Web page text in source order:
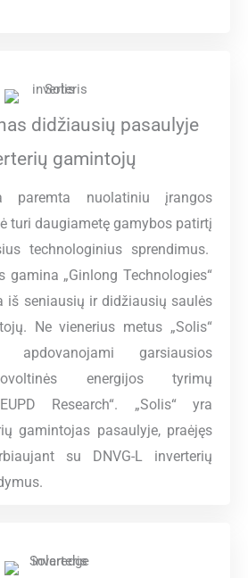
didžiausių pasaulyje
gamintojų
paremta nuolatiniu įrangos
turi daugiametę gamybos patirtį
technologinius sprendimus.
gamina „Ginlong Technologies“
iš seniausių ir didžiausių saulės
Ne vienerius metus „Solis“
apdovanojami garsiausios
energijos tyrimų
Research“. „Solis“ yra
gamintojas pasaulyje, praėjęs
su DNVG-L inverterių